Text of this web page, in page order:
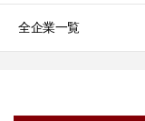
全企業一覧